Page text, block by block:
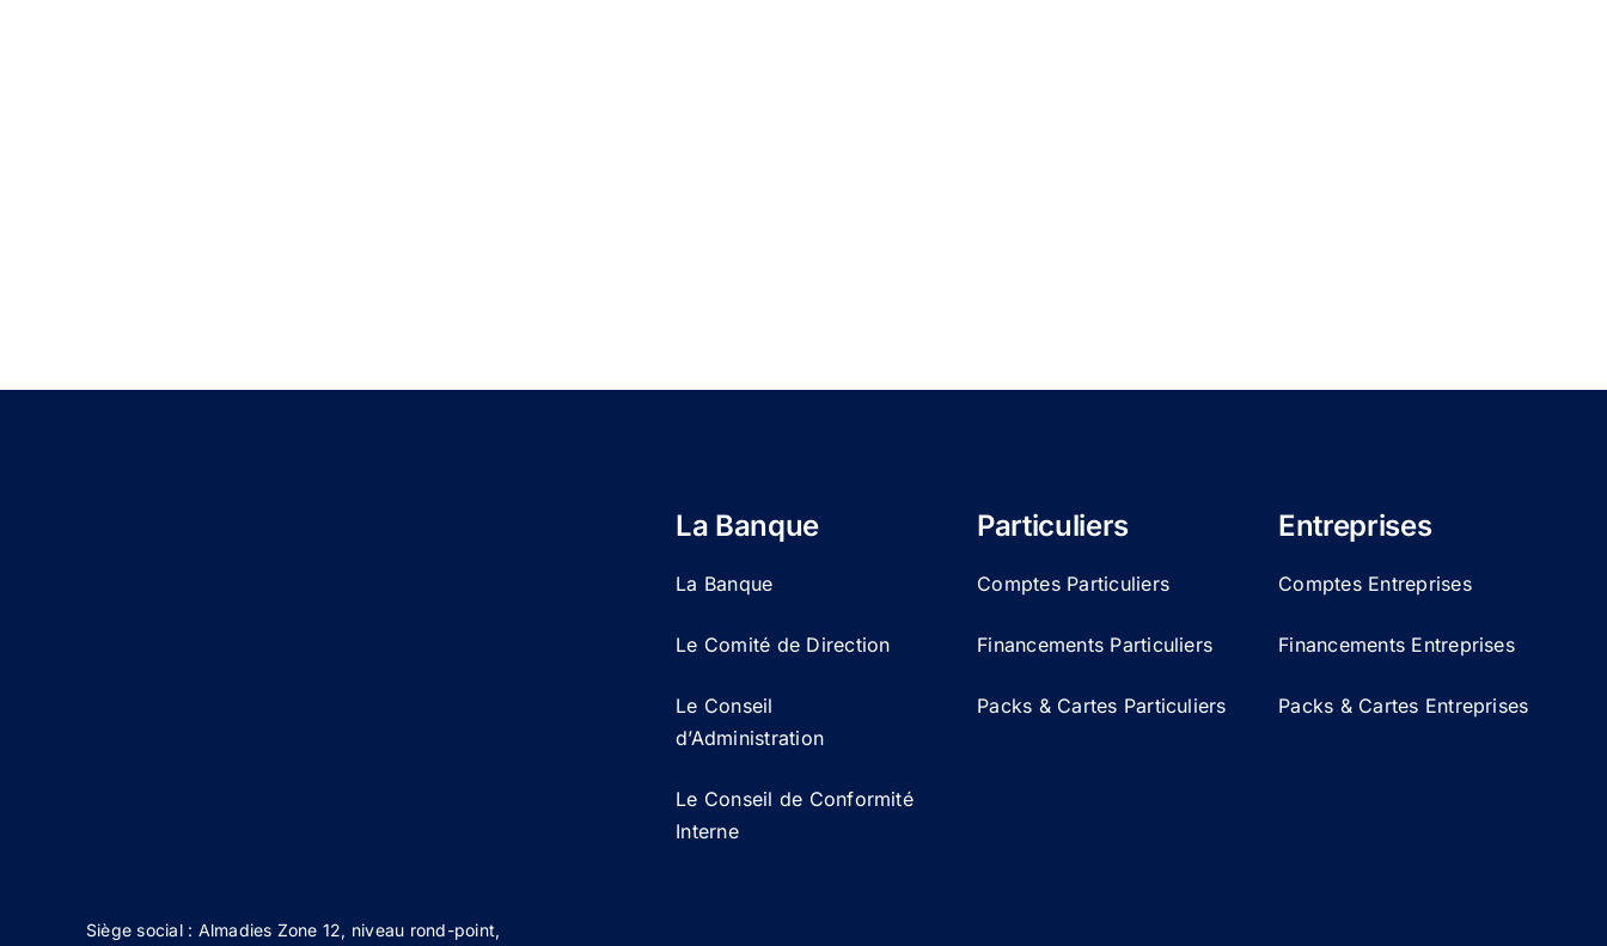
Siège social : Almadies Zone 12, niveau rond-point,
La Banque
La Banque
Le Comité de Direction
Le Conseil
d’Administration
Le Conseil de Conformité
Interne
Particuliers
Comptes Particuliers
Financements Particuliers
Packs & Cartes Particuliers
Entreprises
Comptes Entreprises
Financements Entreprises
Packs & Cartes Entreprises